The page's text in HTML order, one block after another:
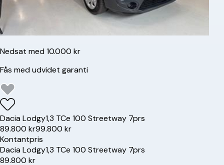
Nedsat med 10.000 kr
Fås med udvidet garanti
DaciaLodgy1,3 TCe 100 Streetway 7prs
89.800 kr99.800 kr
Kontantpris
DaciaLodgy1,3 TCe 100 Streetway 7prs
89.800 kr